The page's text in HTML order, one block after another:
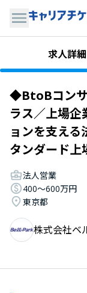
求人詳細
◆BtoBコンサ
ラス／上場企
ョンを支える
タンダード上
法人営業
400〜600万円
東京都
株式会社ベ